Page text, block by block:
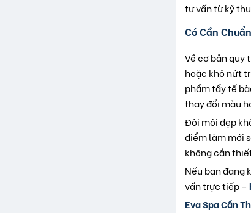
tư vấn từ kỹ
Có Cần
Về cơ bản quy
hoặc khô nứt
phẩm tẩy tế
thay đổi màu
Đôi môi đẹp
điểm làm mới
không cần
Nếu bạn đang
vấn trực tiếp –
Eva Spa Cần